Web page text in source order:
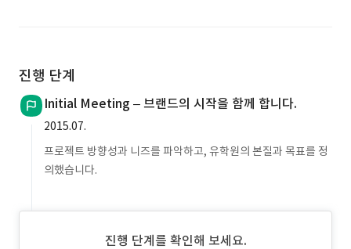
진행 단계
Initial Meeting – 브랜드의 시작을 함께 합니다.
2015.07.
프로젝트 방향성과 니즈를 파악하고, 유학원의 본질과 목표를 정
의했습니다.
진행 단계를 확인해 보세요.